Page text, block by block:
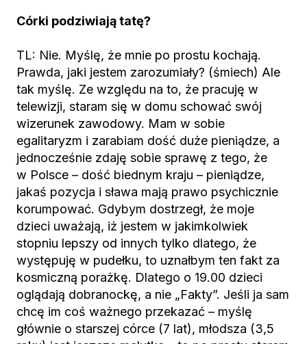
Córki podziwiają tatę?
TL: Nie. Myślę, że mnie po prostu kochają.
Prawda, jaki jestem zarozumiały? (śmiech) Ale
tak myślę. Ze względu na to, że pracuję w
telewizji, staram się w domu schować swój
wizerunek zawodowy. Mam w sobie
egalitaryzm i zarabiam dość duże pieniądze, a
jednocześnie zdaję sobie sprawę z tego, że
w Polsce – dość biednym kraju – pieniądze,
jakaś pozycja i sława mają prawo psychicznie
korumpować. Gdybym dostrzegł, że moje
dzieci uważają, iż jestem w jakimkolwiek
stopniu lepszy od innych tylko dlatego, że
występuję w pudełku, to uznałbym ten fakt za
kosmiczną porażkę. Dlatego o 19.00 dzieci
oglądają dobranockę, a nie „Fakty”. Jeśli ja sam
chcę im coś ważnego przekazać – myślę
głównie o starszej córce (7 lat), młodsza (3,5